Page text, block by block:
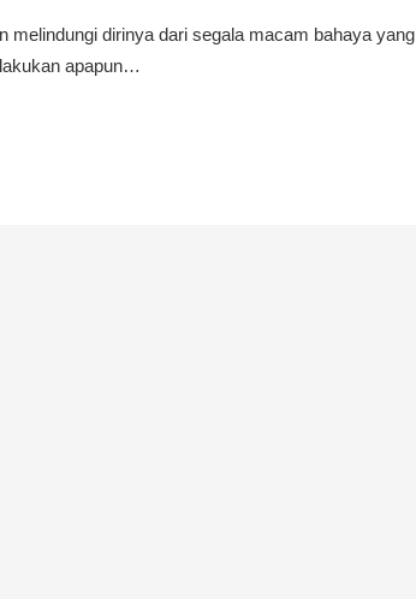
dirinya dari segala macam bahaya yang
apapun…